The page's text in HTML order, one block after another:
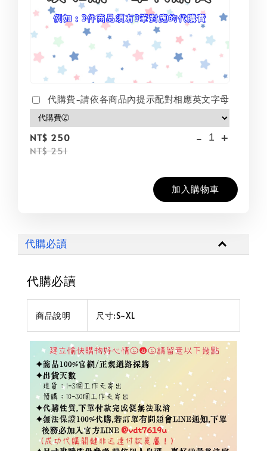
代購費-請依各商品內提示配對相應英文字母
NT$ 250
NT$ 251
- +
加入購物車
代購必讀
代購必讀
商品說明 尺寸:S~XL